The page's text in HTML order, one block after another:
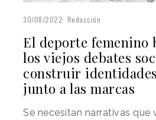
30/08/2022 Redacción
El deporte femenino
los viejos debates
construir
junto a las marcas
Se necesitan narrativas que